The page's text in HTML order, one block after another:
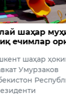
—
орқали